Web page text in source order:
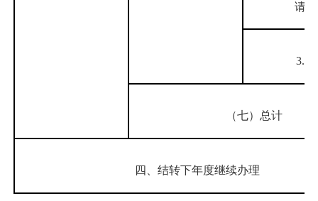
请
3.其
（七）总计
四、结转下年度继续办理